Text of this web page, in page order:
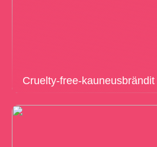
Cruelty-free-kauneusbrändit